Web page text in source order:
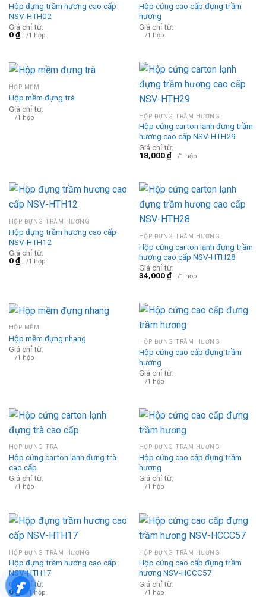
Hộp đựng trầm hương cao cấp
NSV-HTH02
Giá chỉ từ:
0₫ /1 hộp
Hộp cứng cao cấp đựng trầm
hương
Giá chỉ từ:
/1 hộp
HỘP MỀM
Hộp mềm đựng trà
Giá chỉ từ:
/1 hộp HỘP ĐỰNG TRẦM HƯƠNG
Hộp cứng carton lạnh đựng trầm
hương cao cấp NSV-HTH29
Giá chỉ từ:
18,000₫ /1 hộp
HỘP ĐỰNG TRẦM HƯƠNG
Hộp đựng trầm hương cao cấp
NSV-HTH12
Giá chỉ từ:
0₫ /1 hộp
HỘP ĐỰNG TRẦM HƯƠNG
Hộp cứng carton lạnh đựng trầm
hương cao cấp NSV-HTH28
Giá chỉ từ:
34,000₫ /1 hộp
HỘP MỀM
Hộp mềm đựng nhang
Giá chỉ từ:
/1 hộp
HỘP ĐỰNG TRẦM HƯƠNG
Hộp cứng cao cấp đựng trầm
hương
Giá chỉ từ:
/1 hộp
HỘP ĐỰNG TRÀ
Hộp cứng carton lạnh đựng trà
cao cấp
Giá chỉ từ:
/1 hộp
HỘP ĐỰNG TRẦM HƯƠNG
Hộp cứng cao cấp đựng trầm
hương
Giá chỉ từ:
/1 hộp
HỘP ĐỰNG TRẦM HƯƠNG
Hộp đựng trầm hương cao cấp
NSV-HTH17
Giá chỉ từ:
0₫ /1 hộp
HỘP ĐỰNG TRẦM HƯƠNG
Hộp cứng cao cấp đựng trầm
hương NSV-HCCC57
Giá chỉ từ:
/1 hộp